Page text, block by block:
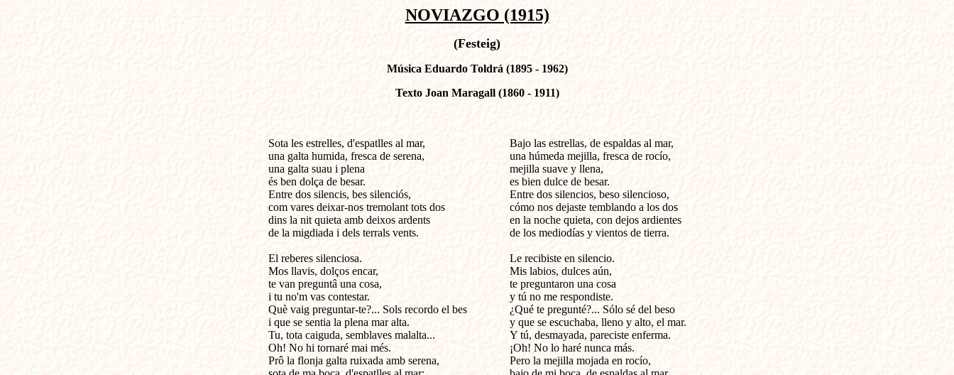
NOVIAZGO (1915)
(Festeig)
Música Eduardo Toldrá (1895 - 1962)
Texto Joan Maragall (1860 - 1911)
Sota les estrelles, d'espatlles al mar,
una galta humida, fresca de serena,
una galta suau i plena
és ben dolça de besar.
Entre dos silencis, bes silenciós,
com vares deixar-nos tremolant tots dos
dins la nit quieta amb deixos ardents
de la migdiada i dels terrals vents.
El reberes silenciosa.
Mos llavis, dolços encar,
te van preguntâ una cosa,
i tu no'm vas contestar.
Què vaig preguntar-te?... Sols recordo el bes
i que se sentia la plena mar alta.
Tu, tota caiguda, semblaves malalta...
Oh! No hi tornaré mai més.
Prô la flonja galta ruixada amb serena,
Bajo las estrellas, de espaldas al mar,
una húmeda mejilla, fresca de rocío,
mejilla suave y llena,
es bien dulce de besar.
Entre dos silencios, beso silencioso,
cómo nos dejaste temblando a los dos
en la noche quieta, con dejos ardientes
de los mediodías y vientos de tierra.
Le recibiste en silencio.
Mis labios, dulces aún,
te preguntaron una cosa
y tú no me respondiste.
¿Qué te pregunté?... Sólo sé del beso
y que se escuchaba, lleno y alto, el mar.
Y tú, desmayada, pareciste enferma.
¡Oh! No lo haré nunca más.
Pero la mejilla mojada en rocío,